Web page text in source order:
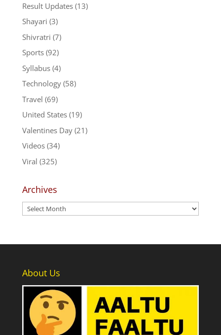
Result Updates(13)
Shayari (3)
Shivratri (7)
Sports(92)
Syllabus(4)
Technology(58)
Travel (69)
United States(19)
Valentines Day(21)
Videos(34)
Viral (325)
Archives
Archives
About Us